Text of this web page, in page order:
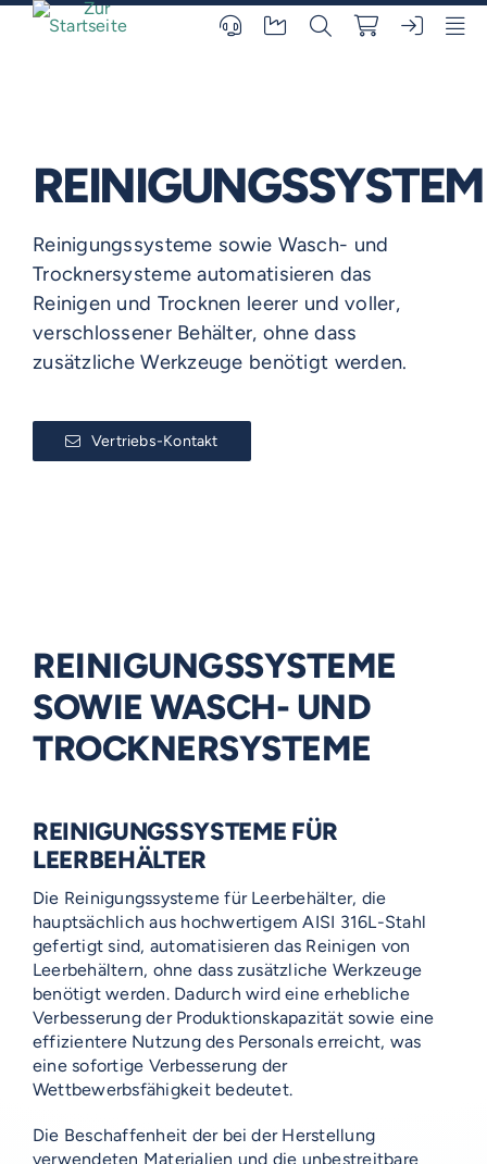
Skip
Reinigungssysteme sowie Wasch- und
Trocknersysteme automatisieren das
Reinigen und Trocknen leerer und voller,
verschlossener Behälter, ohne dass
zusätzliche Werkzeuge benötigt werden.
Vertriebs-Kontakt
REINIGUNGSSYSTEME
SOWIE WASCH- UND
TROCKNERSYSTEME
REINIGUNGSSYSTEME FÜR
LEERBEHÄLTER
Die Reinigungssysteme für Leerbehälter, die
hauptsächlich aus hochwertigem AISI 316L-Stahl
gefertigt sind, automatisieren das Reinigen von
Leerbehältern, ohne dass zusätzliche Werkzeuge
benötigt werden. Dadurch wird eine erhebliche
Verbesserung der Produktionskapazität sowie eine
effizientere Nutzung des Personals erreicht, was
eine sofortige Verbesserung der
Wettbewerbsfähigkeit bedeutet.
Die Beschaffenheit der bei der Herstellung
verwendeten Materialien und die unbestreitbare